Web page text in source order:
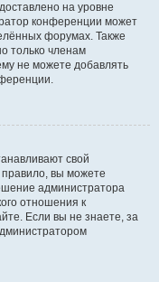
на уровне
конференции может
форумах. Также
только членам
не можете добавлять
свой
вы можете
администратора
отношения к
Если вы не знаете, за